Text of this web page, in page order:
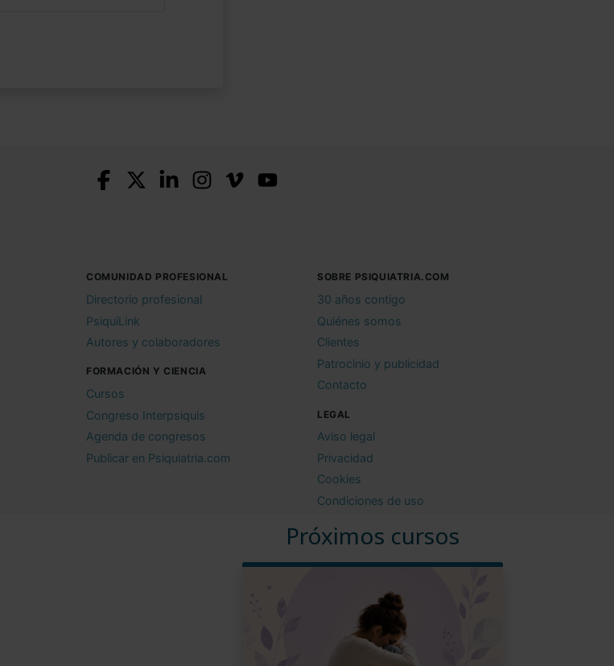
Próximos cursos
COMUNIDAD PROFESIONAL
Directorio profesional
PsiquiLink
Autores y colaboradores
FORMACIÓN Y CIENCIA
Cursos
Congreso Interpsiquis
Agenda de congresos
Publicar en Psiquiatria.com
SOBRE PSIQUIATRIA.COM
30 años contigo
Quiénes somos
Clientes
Patrocinio y publicidad
Contacto
LEGAL
Aviso legal
Privacidad
Cookies
Condiciones de uso